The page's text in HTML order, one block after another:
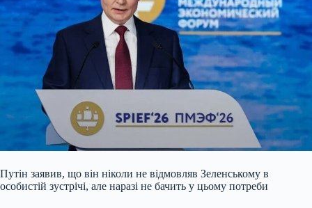
Путін заявив, що він ніколи не відмовляв Зеленському в
особистій зустрічі, але наразі не бачить у цьому потреби